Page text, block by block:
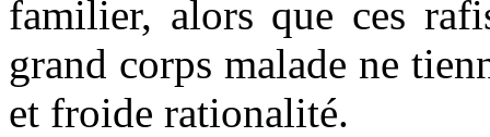
familier, alors que ces
grand corps malade ne
et froide rationalité.